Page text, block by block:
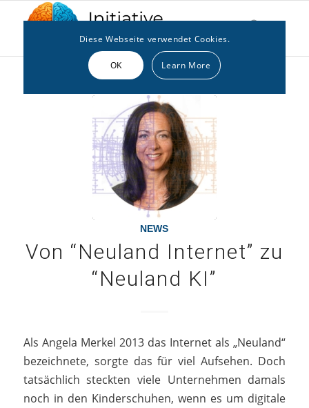
NEWS
Von “Neuland Internet” zu
“Neuland KI”
Als Angela Merkel 2013 das Internet als „Neuland“
bezeichnete, sorgte das für viel Aufsehen. Doch
tatsächlich steckten viele Unternehmen damals
noch in den Kinderschuhen, wenn es um digitale
Diese Webseite verwendet Cookies.
OK Learn More